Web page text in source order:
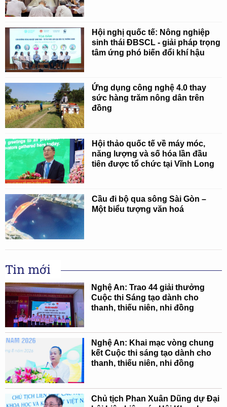
Hội nghị quốc tế: Nông nghiệp
sinh thái ĐBSCL - giải pháp trọng
tâm ứng phó biến đổi khí hậu
Ứng dụng công nghệ 4.0 thay
sức hàng trăm nông dân trên
đồng
Hội thảo quốc tế về máy móc,
năng lượng và số hóa lần đầu
tiên được tổ chức tại Vĩnh Long
Cầu đi bộ qua sông Sài Gòn –
Một biểu tượng văn hoá
Tin mới
Nghệ An: Trao 44 giải thưởng
Cuộc thi Sáng tạo dành cho
thanh, thiếu niên, nhi đồng
Nghệ An: Khai mạc vòng chung
kết Cuộc thi sáng tạo dành cho
thanh, thiếu niên, nhi đồng
Chủ tịch Phan Xuân Dũng dự Đại